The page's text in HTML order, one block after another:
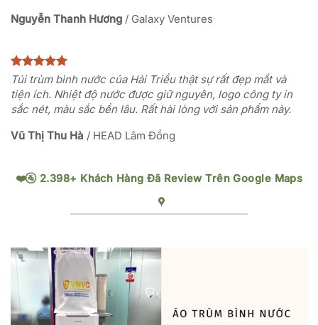
Nguyễn Thanh Hương / Galaxy Ventures
Túi trùm bình nước của Hải Triều thật sự rất đẹp mắt và
tiện ích. Nhiệt độ nước được giữ nguyên, logo công ty in
sắc nét, màu sắc bền lâu. Rất hài lòng với sản phẩm này.
Vũ Thị Thu Hà / HEAD Lâm Đồng
❤️🚰 2.398+ Khách Hàng Đã Review Trên Google Maps